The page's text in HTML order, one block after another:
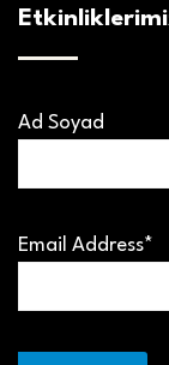
Ad Soyad
Email Address*